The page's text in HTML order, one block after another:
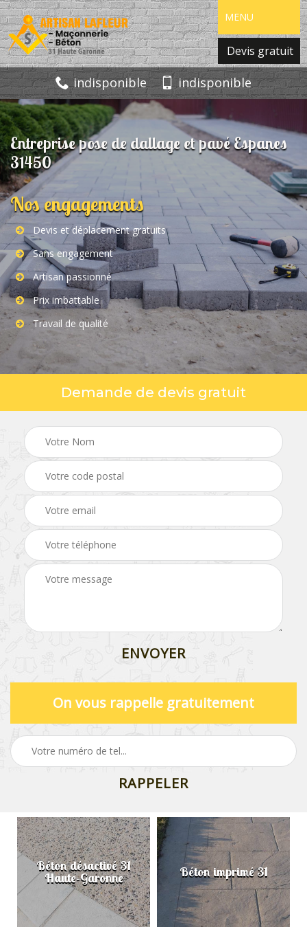
MENU
Devis gratuit
indisponible indisponible
Entreprise pose de dallage et pavé Espanes
31450
Nos engagements
Devis et déplacement gratuits
Sans engagement
Artisan passionné
Prix imbattable
Travail de qualité
Demande de devis gratuit
On vous rappelle gratuitement
Béton désactivé 31
Haute-Garonne Béton imprimé 31